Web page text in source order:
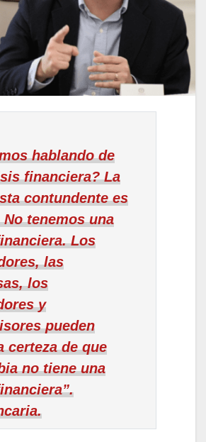
hablando de
financiera? La
contundente es
No tenemos una
Los
las
los
y
pueden
certeza de que
no tiene una